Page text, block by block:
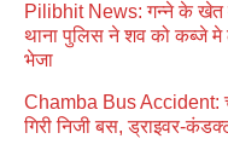
Pilibhit News: गन्ने के खेत
थाना पुलिस ने शव को कब्जे मे
भेजा
Chamba Bus Accident:
गिरी निजी बस, ड्राइवर-